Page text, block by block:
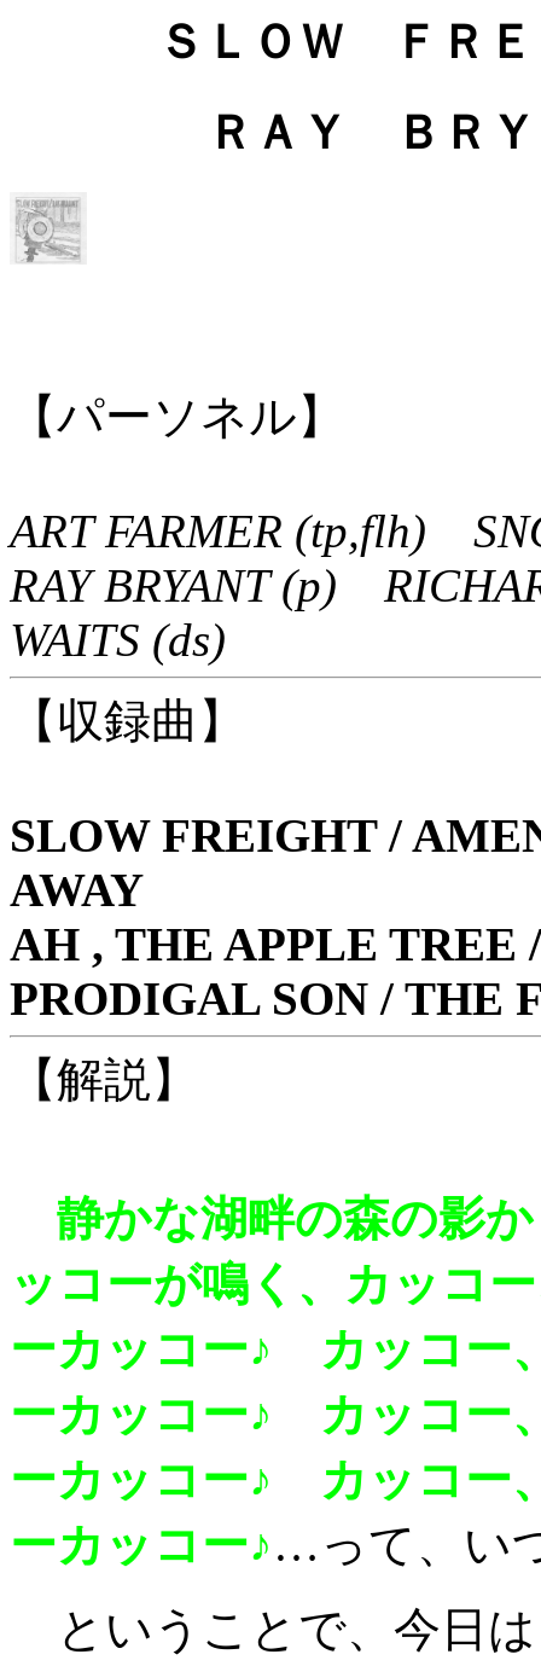
ＳＬＯＷ ＦＲ
ＲＡＹ ＢＲ
【パーソネル】
ART FARMER (tp,flh)
RAY BRYANT (p)
WAITS (ds)
【収録曲】
SLOW FREIGHT /
AWAY
AH , THE APPLE TREE
PRODIGAL SON / THE
【解説】
静かな湖畔の森の影
ッコーが鳴く、カッコ
ーカッコー♪ カッコー
ーカッコー♪ カッコー
ーカッコー♪ カッコー
ーカッコー♪…って、い
ということで、今日は